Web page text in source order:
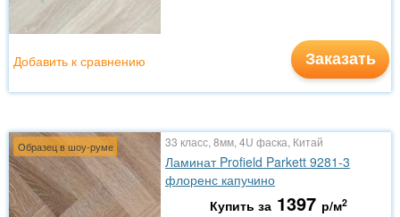
Заказать
Добавить к сравнению
Образец в шоу-руме 33 класс, 8мм, 4U фаска, Китай
Ламинат Profield Parkett 9281-3
флоренс капучино
Купить за 1397 р/м2